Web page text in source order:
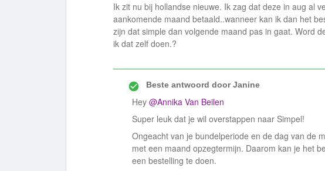
Ik zit nu bij hollandse nieuwe. Ik zag dat deze in aug al
aankomende maand betaald..wanneer kan ik dan het
zijn dat simple dan volgende maand pas in gaat. Word
ik dat zelf doen.?
Beste antwoord doorJanine
Hey @Annika Van Beilen
Super leuk dat je wil overstappen naar Simpel!
Ongeacht van je bundelperiode en de dag van de
met een maand opzegtermijn. Daarom kan je het
een bestelling te doen.